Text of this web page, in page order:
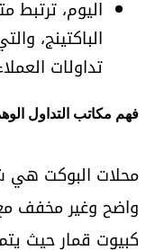
اليوم، ترتبط
الباكتينج،
تداولات
فهم مكاتب التداول
محلات البوكت هي
واضح وغير مخفف
كبيوت قمار حيث